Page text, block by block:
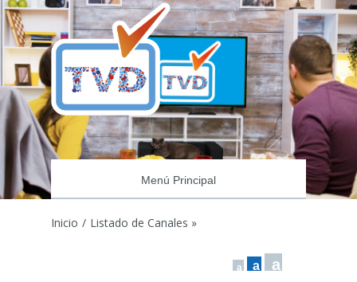
Menú Principal
Inicio / Listado de Canales »
a a a